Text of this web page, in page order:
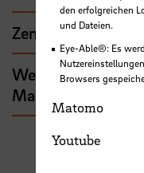
Zentrum für
Webredaktion,
Marketing
den erfolgreichen
und Dateien.
Eye-Able®: Es
Browsers
Matomo
Youtube